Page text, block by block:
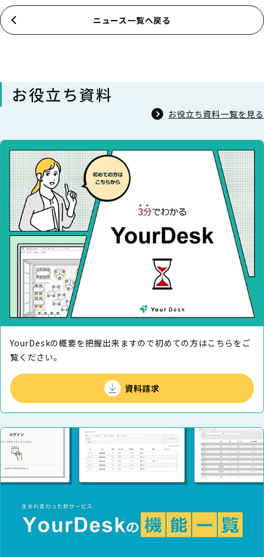
ニュース一覧へ戻る
お役立ち資料
お役立ち資料一覧を見る
YourDeskの概要を把握出来ますので初めての⽅はこちらをご
覧ください。
資料請求